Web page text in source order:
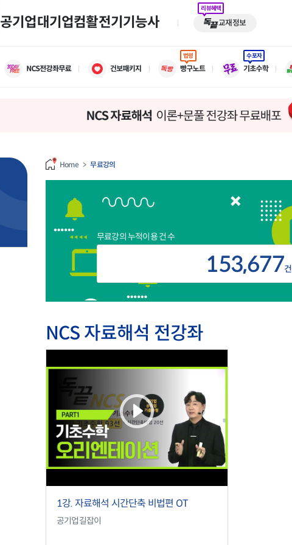
공기업대기업컴활전기기능사 교재정보
리뷰혜택
법령 수포자
Home > 무료강의
무료강의 누적이용 건 수
153,677건
NCS 자료해석 전강좌
1강. 자료해석 시간단축 비법편 OT
공기업길잡이